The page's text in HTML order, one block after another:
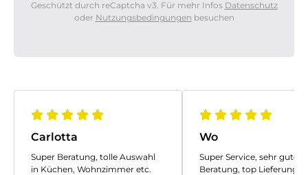
Geschützt durch reCaptcha v3. Für mehr Infos Datenschutz
oder Nutzungsbedingungen besuchen
Carlotta
Super Beratung, tolle Auswahl
in Küchen, Wohnzimmer etc.
Wo
Super Service, sehr gute
Beratung, top Lieferung,